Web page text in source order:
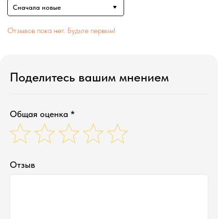
Сначала новые
Отзывов пока нет. Будьте первым!
Поделитесь вашим мнением
Общая оценка *
Отзыв